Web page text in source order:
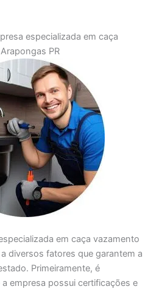
especializada em caça
PR
em caça vazamento
diversos fatores que garantem a
Primeiramente, é
empresa possui certificações e